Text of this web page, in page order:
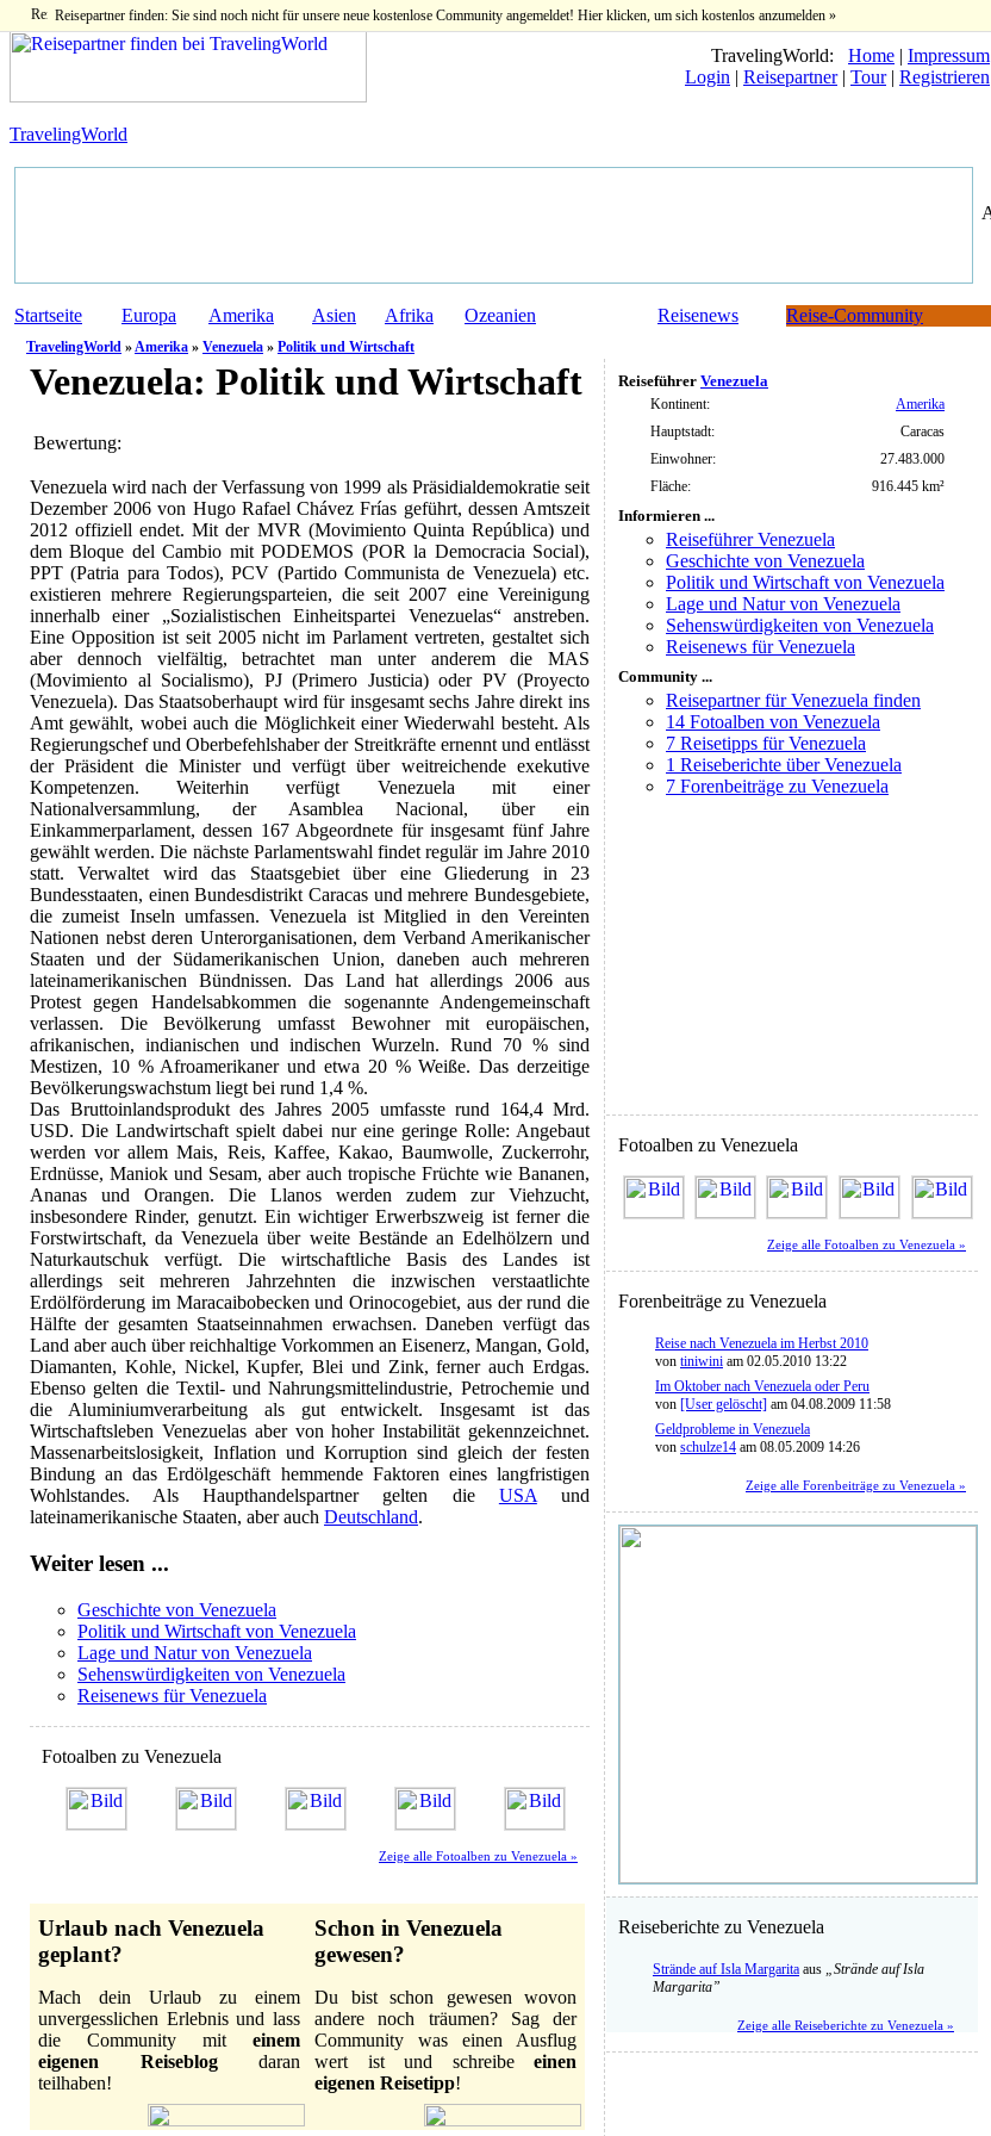
Reisepartner finden: Sie sind noch nicht für unsere neue kostenlose Community angemeldet! Hier klicken, um sich kostenlos anzumelden »
TravelingWorld: Home | Impressum
Login | Reisepartner| Tour| Registrieren
TravelingWorld
Startseite Europa Amerika Asien Afrika Ozeanien Reisenews Reise-Community
TravelingWorld »Amerika » Venezuela » Politik und Wirtschaft
Venezuela: Politik und Wirtschaft
Bewertung:
Venezuela wird nach der Verfassung von 1999 als Präsidialdemokratie seit
Dezember 2006 von Hugo Rafael Chávez Frías geführt, dessen Amtszeit
2012 offiziell endet. Mit der MVR (Movimiento Quinta República) und
dem Bloque del Cambio mit PODEMOS (POR la Democracia Social),
PPT (Patria para Todos), PCV (Partido Communista de Venezuela) etc.
existieren mehrere Regierungsparteien, die seit 2007 eine Vereinigung
innerhalb einer „Sozialistischen Einheitspartei Venezuelas“ anstreben.
Eine Opposition ist seit 2005 nicht im Parlament vertreten, gestaltet sich
aber dennoch vielfältig, betrachtet man unter anderem die MAS
(Movimiento al Socialismo), PJ (Primero Justicia) oder PV (Proyecto
Venezuela). Das Staatsoberhaupt wird für insgesamt sechs Jahre direkt ins
Amt gewählt, wobei auch die Möglichkeit einer Wiederwahl besteht. Als
Regierungschef und Oberbefehlshaber der Streitkräfte ernennt und entlässt
der Präsident die Minister und verfügt über weitreichende exekutive
Kompetenzen. Weiterhin verfügt Venezuela mit einer
Nationalversammlung, der Asamblea Nacional, über ein
Einkammerparlament, dessen 167 Abgeordnete für insgesamt fünf Jahre
gewählt werden. Die nächste Parlamentswahl findet regulär im Jahre 2010
statt. Verwaltet wird das Staatsgebiet über eine Gliederung in 23
Bundesstaaten, einen Bundesdistrikt Caracas und mehrere Bundesgebiete,
die zumeist Inseln umfassen. Venezuela ist Mitglied in den Vereinten
Nationen nebst deren Unterorganisationen, dem Verband Amerikanischer
Staaten und der Südamerikanischen Union, daneben auch mehreren
lateinamerikanischen Bündnissen. Das Land hat allerdings 2006 aus
Protest gegen Handelsabkommen die sogenannte Andengemeinschaft
verlassen. Die Bevölkerung umfasst Bewohner mit europäischen,
afrikanischen, indianischen und indischen Wurzeln. Rund 70 % sind
Mestizen, 10 % Afroamerikaner und etwa 20 % Weiße. Das derzeitige
Bevölkerungswachstum liegt bei rund 1,4 %.
Das Bruttoinlandsprodukt des Jahres 2005 umfasste rund 164,4 Mrd.
USD. Die Landwirtschaft spielt dabei nur eine geringe Rolle: Angebaut
werden vor allem Mais, Reis, Kaffee, Kakao, Baumwolle, Zuckerrohr,
Erdnüsse, Maniok und Sesam, aber auch tropische Früchte wie Bananen,
Ananas und Orangen. Die Llanos werden zudem zur Viehzucht,
insbesondere Rinder, genutzt. Ein wichtiger Erwerbszweig ist ferner die
Forstwirtschaft, da Venezuela über weite Bestände an Edelhölzern und
Naturkautschuk verfügt. Die wirtschaftliche Basis des Landes ist
allerdings seit mehreren Jahrzehnten die inzwischen verstaatlichte
Erdölförderung im Maracaibobecken und Orinocogebiet, aus der rund die
Hälfte der gesamten Staatseinnahmen erwachsen. Daneben verfügt das
Land aber auch über reichhaltige Vorkommen an Eisenerz, Mangan, Gold,
Diamanten, Kohle, Nickel, Kupfer, Blei und Zink, ferner auch Erdgas.
Ebenso gelten die Textil- und Nahrungsmittelindustrie, Petrochemie und
die Aluminiumverarbeitung als gut entwickelt. Insgesamt ist das
Wirtschaftsleben Venezuelas aber von hoher Instabilität gekennzeichnet.
Massenarbeitslosigkeit, Inflation und Korruption sind gleich der festen
Bindung an das Erdölgeschäft hemmende Faktoren eines langfristigen
Wohlstandes. Als Haupthandelspartner gelten die USAund
lateinamerikanische Staaten, aber auch Deutschland.
Weiter lesen ...
Geschichte von Venezuela
Politik und Wirtschaft von Venezuela
Lage und Natur von Venezuela
Sehenswürdigkeiten von Venezuela
Reisenews für Venezuela
Fotoalben zu Venezuela
Zeige alle Fotoalben zu Venezuela »
Urlaub nach Venezuela
geplant?
Mach dein Urlaub zu einem
unvergesslichen Erlebnis und lass
die Community mit einem
eigenen Reiseblogdaran
teilhaben!
Schon in Venezuela
gewesen?
Du bist schon gewesen wovon
andere noch träumen? Sag der
Community was einen Ausflug
wert ist und schreibe einen
eigenen Reisetipp!
Reiseführer Venezuela
Kontinent:
Amerika
Hauptstadt:
Caracas
Einwohner:
27.483.000
Fläche:
916.445 km²
Informieren ...
Reiseführer Venezuela
Geschichte von Venezuela
Politik und Wirtschaft von Venezuela
Lage und Natur von Venezuela
Sehenswürdigkeiten von Venezuela
Reisenews für Venezuela
Community ...
Reisepartner für Venezuela finden
14 Fotoalben von Venezuela
7 Reisetipps für Venezuela
1 Reiseberichte über Venezuela
7 Forenbeiträge zu Venezuela
Fotoalben zu Venezuela
Zeige alle Fotoalben zu Venezuela »
Forenbeiträge zu Venezuela
Reise nach Venezuela im Herbst 2010
von tiniwini am 02.05.2010 13:22
Im Oktober nach Venezuela oder Peru
von [User gelöscht] am 04.08.2009 11:58
Geldprobleme in Venezuela
von schulze14 am 08.05.2009 14:26
Zeige alle Forenbeiträge zu Venezuela »
Reiseberichte zu Venezuela
Strände auf Isla Margarita aus „Strände auf Isla
Margarita”
Zeige alle Reiseberichte zu Venezuela »